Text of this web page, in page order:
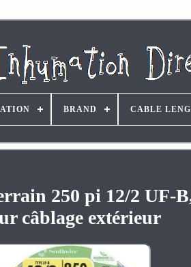
BRAND CABLE
250 pi 12/2 UF-
câblage extérieur